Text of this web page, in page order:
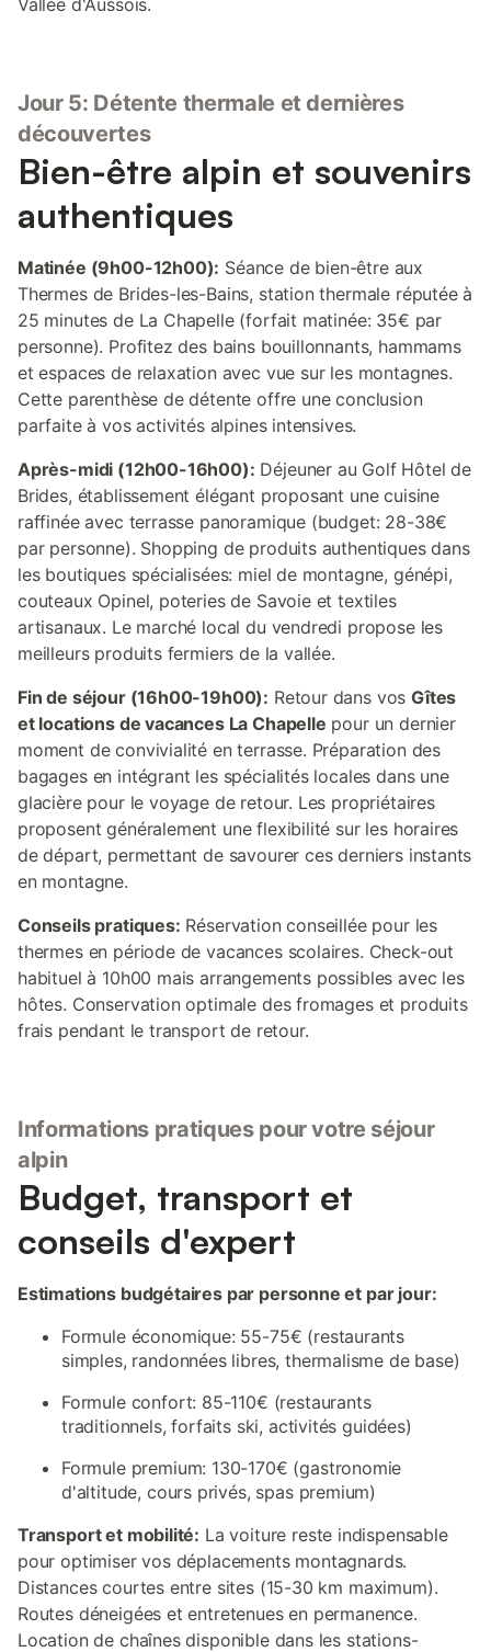
Vallée d'Aussois.
Jour 5: Détente thermale et dernières
découvertes
Bien-être alpin et souvenirs
authentiques
Matinée (9h00-12h00): Séance de bien-être aux
Thermes de Brides-les-Bains, station thermale réputée à
25 minutes de La Chapelle (forfait matinée: 35€ par
personne). Profitez des bains bouillonnants, hammams
et espaces de relaxation avec vue sur les montagnes.
Cette parenthèse de détente offre une conclusion
parfaite à vos activités alpines intensives.
Après-midi (12h00-16h00): Déjeuner au Golf Hôtel de
Brides, établissement élégant proposant une cuisine
raffinée avec terrasse panoramique (budget: 28-38€
par personne). Shopping de produits authentiques dans
les boutiques spécialisées: miel de montagne, génépi,
couteaux Opinel, poteries de Savoie et textiles
artisanaux. Le marché local du vendredi propose les
meilleurs produits fermiers de la vallée.
Fin de séjour (16h00-19h00): Retour dans vosGîtes
et locations de vacances La Chapelle pour un dernier
moment de convivialité en terrasse. Préparation des
bagages en intégrant les spécialités locales dans une
glacière pour le voyage de retour. Les propriétaires
proposent généralement une flexibilité sur les horaires
de départ, permettant de savourer ces derniers instants
en montagne.
Conseils pratiques: Réservation conseillée pour les
thermes en période de vacances scolaires. Check-out
habituel à 10h00 mais arrangements possibles avec les
hôtes. Conservation optimale des fromages et produits
frais pendant le transport de retour.
Informations pratiques pour votre séjour
alpin
Budget, transport et
conseils d'expert
Estimations budgétaires par personne et par jour:
Formule économique: 55-75€ (restaurants
simples, randonnées libres, thermalisme de base)
Formule confort: 85-110€ (restaurants
traditionnels, forfaits ski, activités guidées)
Formule premium: 130-170€ (gastronomie
d'altitude, cours privés, spas premium)
Transport et mobilité: La voiture reste indispensable
pour optimiser vos déplacements montagnards.
Distances courtes entre sites (15-30 km maximum).
Routes déneigées et entretenues en permanence.
Location de chaînes disponible dans les stations-